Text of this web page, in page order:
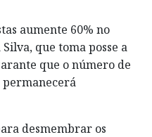
aumente 60% no
que toma posse a
que o número de
permanecerá
desmembrar os